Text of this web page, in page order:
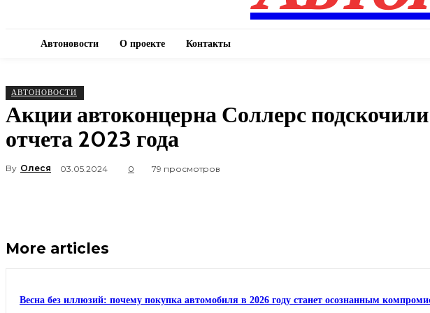
Автоновости О проекте Контакты
АВТОНОВОСТИ
Акции автоконцерна Соллерс
отчета 2023 года
By Олеся 03.05.2024 0 79 просмотров
More articles
Весна без иллюзий: почему покупка автомобиля в 2026 году станет осознанным